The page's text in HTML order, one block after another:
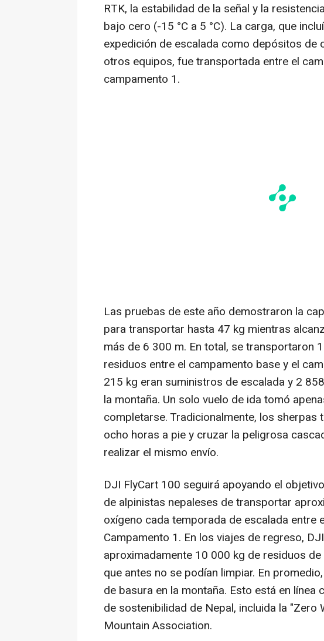
RTK, la estabilidad de la señal y la
bajo cero (-15 °C a 5 °C). La carga, que
expedición de escalada como depósitos de
otros equipos, fue transportada entre el
campamento 1.
Las pruebas de este año demostraron la
para transportar hasta 47 kg mientras
más de 6 300 m. En total, se transportaron
residuos entre el campamento base y el
215 kg eran suministros de escalada y 2
la montaña. Un solo vuelo de ida tomó
completarse. Tradicionalmente, los sherpas
ocho horas a pie y cruzar la peligrosa
realizar el mismo envío.
DJI FlyCart 100 seguirá apoyando el
de alpinistas nepaleses de transportar
oxígeno cada temporada de escalada entre
Campamento 1. En los viajes de regreso,
aproximadamente 10 000 kg de residuos
que antes no se podían limpiar. En
de basura en la montaña. Esto está en
de sostenibilidad de Nepal, incluida la "Zero
Mountain Association.